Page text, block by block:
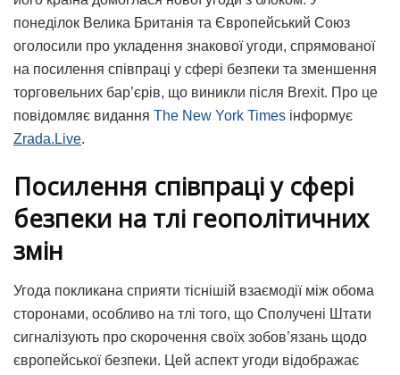
понеділок Велика Британія та Європейський Союз
оголосили про укладення знакової угоди, спрямованої
на посилення співпраці у сфері безпеки та зменшення
торговельних бар’єрів, що виникли після Brexit. Про це
повідомляє видання The New York Times інформує
Zrada.Live.
Посилення співпраці у сфері
безпеки на тлі геополітичних
змін
Угода покликана сприяти тіснішій взаємодії між обома
сторонами, особливо на тлі того, що Сполучені Штати
сигналізують про скорочення своїх зобов’язань щодо
європейської безпеки. Цей аспект угоди відображає